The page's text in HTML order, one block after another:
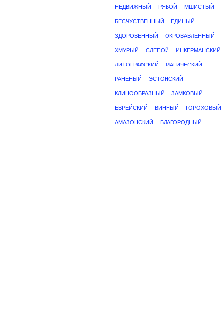
НЕДВИЖНЫЙ РЯБОЙ МШИСТЫЙ
БЕСЧУСТВЕННЫЙ ЕДИНЫЙ
ЗДОРОВЕННЫЙ ОКРОВАВЛЕННЫЙ
ХМУРЫЙ СЛЕПОЙ ИНКЕРМАНСКИЙ
ЛИТОГРАФСКИЙ МАГИЧЕСКИЙ
РАНЕНЫЙ ЭСТОНСКИЙ
КЛИНООБРАЗНЫЙ ЗАМКОВЫЙ
ЕВРЕЙСКИЙ ВИННЫЙ ГОРОХОВЫЙ
АМАЗОНСКИЙ БЛАГОРОДНЫЙ